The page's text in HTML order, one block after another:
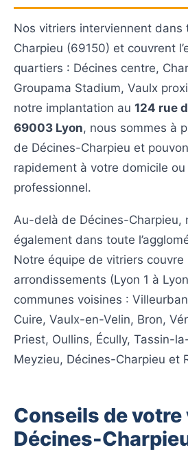
Nos vitriers interviennent dans
Charpieu (69150) et couvrent
quartiers : Décines centre,
Groupama Stadium, Vaulx
notre implantation au 124 rue
69003 Lyon, nous sommes à
de Décines-Charpieu et
rapidement à votre domicile
professionnel.
Au-delà de Décines-Charpieu,
également dans toute
Notre équipe de vitriers couvre
arrondissements (Lyon 1 à
communes voisines :
Cuire, Vaulx-en-Velin, Bron,
Priest, Oullins, Écully, Tassin-
Meyzieu, Décines-Charpieu et
Conseils de
Décines-